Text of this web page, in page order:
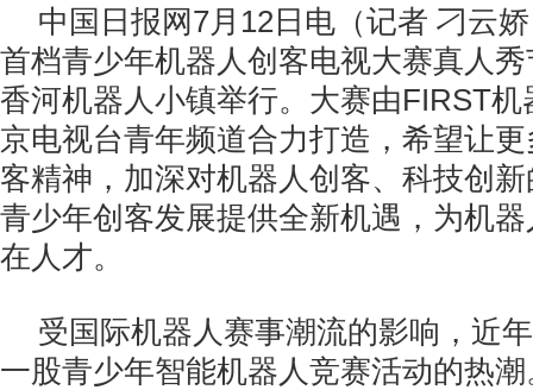
中国日报网7月12日电（记者 刁云
首档青少年机器人创客电视大赛真人
香河机器人小镇举行。大赛由FIRST
京电视台青年频道合力打造，希望让
客精神，加深对机器人创客、科技创
青少年创客发展提供全新机遇，为机
在人才。
受国际机器人赛事潮流的影响，近
一股青少年智能机器人竞赛活动的热